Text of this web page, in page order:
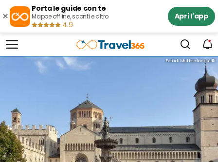
×
Porta le guide con te
Mappe offline, sconti e altro
4.9
Apri l'app
Foto di Matteo Ianeselli